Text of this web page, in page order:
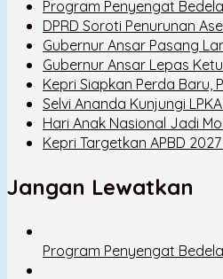
Program Penyengat
DPRD Soroti Penurunan
Gubernur Ansar Pasang
Gubernur Ansar Lepas
Kepri Siapkan Perda Baru,
Selvi Ananda Kunjungi
Hari Anak Nasional Jadi
Kepri Targetkan APBD
Jangan Lewatkan
Program Penyengat